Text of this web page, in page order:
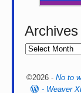
Archives
©2026 - No to
- Weaver